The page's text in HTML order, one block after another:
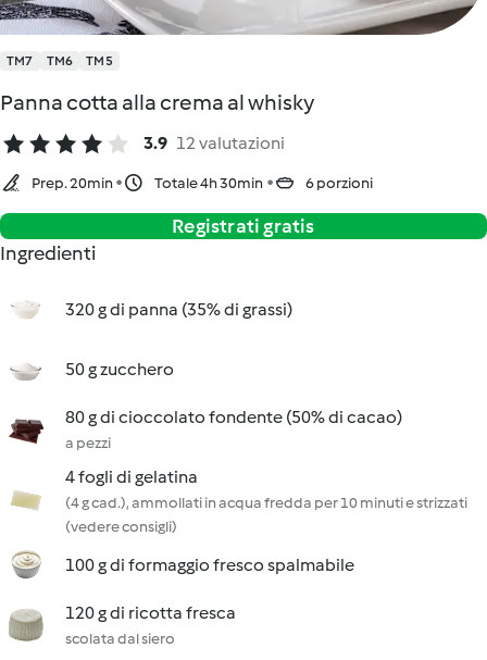
TM7 TM6 TM5
Panna cotta alla crema al whisky
3.9 12 valutazioni
Prep. 20min Totale 4h 30min 6 porzioni
Registrati gratis
Ingredienti
320 g di panna (35% di grassi)
50 g zucchero
80 g di cioccolato fondente (50% di cacao)
a pezzi
4 fogli di gelatina
(4 g cad.), ammollati in acqua fredda per 10 minuti e strizzati
(vedere consigli)
100 g di formaggio fresco spalmabile
120 g di ricotta fresca
scolata dal siero